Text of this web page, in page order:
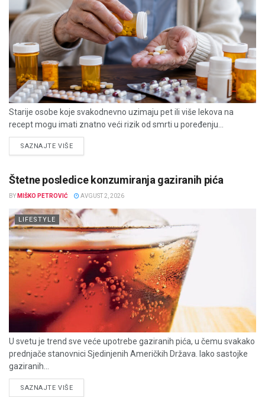
Starije osobe koje svakodnevno uzimaju pet ili više lekova na
recept mogu imati znatno veći rizik od smrti u poređenju...
SAZNAJTE VIŠEDETAILS
Štetne posledice konzumiranja gaziranih pića
BY MIŠKO PETROVIĆ AVGUST 2, 2026
LIFESTYLE
U svetu je trend sve veće upotrebe gaziranih pića, u čemu svakako
prednjače stanovnici Sjedinjenih Američkih Država. Iako sastojke
gaziranih...
SAZNAJTE VIŠEDETAILS